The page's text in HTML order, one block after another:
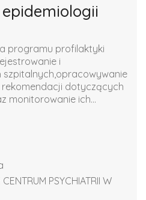
programu profilaktyki
i
szpitalnych,opracowywanie
dotyczących
monitorowanie ich...
PSYCHIATRII W